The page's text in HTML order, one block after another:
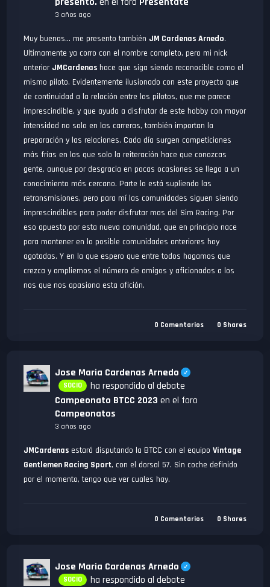
en la carrera y el circuito. El que quiera que lo haga, pero
descarga, y mucho tiempo en actualizaciones. Si tienes sitio y
paciencia, tu mismo. 8 - Segunda opción, instalar solo lo
necesario para la carrera en que nos queremos inscribir. En este
caso busca los coches que no tienes y los instalas. Así de
simple, pero no nos lo han puesto fácil. Una vez instalado mi
consejo es que salgas totalmente de rFactor2 y Steam. Que
vuelvas a arrancar rFactor2, y entonces verás que hace
actualizaciones de contenido. Evidentemente de lo que acabas
de instalar. Y por desgracia, tengo que decir que este paso lo
hemos tenido que hacer varios pilotos varias veces para
completar el proceso y que esté disponible el coche con la
versión correcta. No me quiero imaginar lo que le costará en
tiempo al que se le ocurra hacerlo habiendo instalado todo.
Conozco a uno que lo ha hecho, pero no he vuelto a hablar con
el para saber el tiempo que le costó hacerlo. En cuanto tenga
esa información os la pondré, o que nos lo cuente en este hilo
el mismo. 9 - Ahora cuando ya os deje entrar en el servidor
tendréis que elegir coche, y veréis que están todos los coches
3 años ago
Muy buenas... me presento también JM Cardenas Arnedo.
Ultimamente ya corro con el nombre completo, pero mi nick
anterior JMCardenas hace que siga siendo reconocible como el
mismo piloto. Evidentemente ilusionado con este proyecto que
de continuidad a la relación entre los pilotos, que me parece
imprescindible, y que ayuda a disfrutar de este hobby con mayor
intensidad no solo en las carreras, también importan la
preparación y las relaciones. Cada día surgen competiciones
más frías en las que solo la reiteración hace que conozcas
gente, aunque por desgracia en pocas ocasiones se llega a un
conocimiento más cercano. Parte lo está supliendo las
retransmisiones, pero para mí las comunidades siguen siendo
imprescindibles para poder disfrutar mas del Sim Racing. Por
eso apuesto por esta nueva comunidad, que en principio nace
para mantener en lo posible comunidades anteriores hoy
agotadas. Y en la que espero que entre todos hagamos que
crezca y ampliemos el número de amigos y aficionados a los
nos que nos apasiona esta afición.
0 Comentarios 0 Shares
Jose Maria Cardenas Arnedo
SOCIO
ha respondido al debate
Campeonato BTCC 2023 en el foro
Campeonatos
3 años ago
JMCardenas estará disputando la BTCC con el equipoVintage
Gentlemen Racing Sport, con el dorsal 57. Sin coche definido
por el momento, tengo que ver cuales hay.
0 Comentarios 0 Shares
Jose Maria Cardenas Arnedo
SOCIO
ha respondido al debate